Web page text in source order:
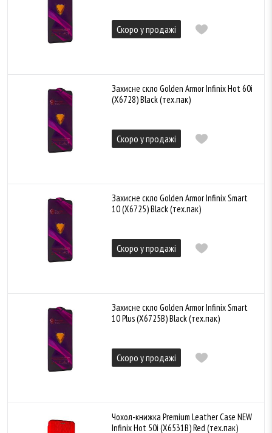
Скоро у продажі
Захисне скло Golden Armor Infinix Hot 60i
(X6728) Black (тех.пак)
Скоро у продажі
Захисне скло Golden Armor Infinix Smart
10 (X6725) Black (тех.пак)
Скоро у продажі
Захисне скло Golden Armor Infinix Smart
10 Plus (X6725B) Black (тех.пак)
Скоро у продажі
Чохол-книжка Premium Leather Case NEW
Infinix Hot 50i (X6531B) Red (тех.пак)